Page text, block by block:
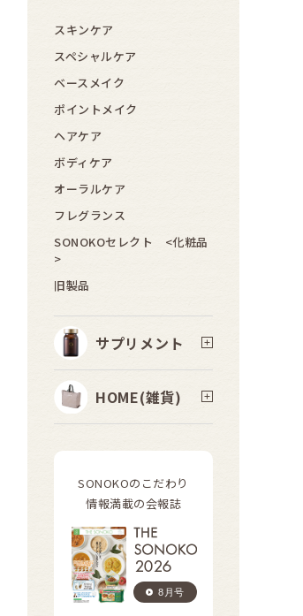
スキンケア
スペシャルケア
ベースメイク
ポイントメイク
ヘアケア
ボディケア
オーラルケア
フレグランス
SONOKOセレクト <化粧品
>
旧製品
サプリメント
HOME(雑貨)
SONOKOのこだわり
情報満載の会報誌
8月号